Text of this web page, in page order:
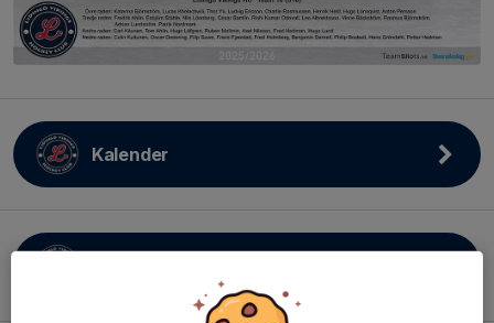
Kalender